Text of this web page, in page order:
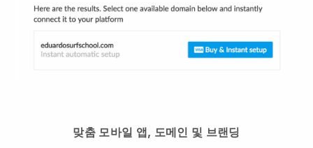
맞춤 모바일 앱, 도메인 및 브랜딩